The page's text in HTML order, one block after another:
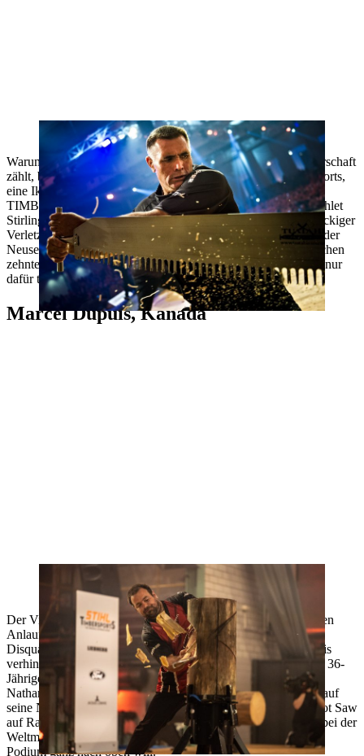
Jason Wynyard: Wird er seinen zehnten Meistertitel holen?
Warum Jason Wynyard zu den Favoriten bei einer Weltmeisterschaft
zählt, bedarf keiner Erklärung. „Er ist die Legende unseres Sports,
eine Ikone. Er ist sowas wie der Michael Jordan des
TIMBERSPORTS®“, bringt es der kanadische Weltklasse-Athlet
Stirling Hart auf den Punkt. Nachdem Wynyard wegen hartnäckiger
Verletzungen alle Titelkämpfe seit 2018 auslassen musste, hat der
Neuseeländer jetzt die Chance, seine Legende mit dem magischen
zehnten Einzel-WM-Titel auf ein neues Level zu heben – und nur
dafür tritt Wynyard die Reise nach Göteborg an.
Marcel Dupuis, Kanada
Marcel Dupuis hat sein Können diese Saison mehrfach bewiesen. Wir
er in Göteborg seine Leistungen abrufen können?
Der Vizeweltmeister von 2021 nimmt in Göteborg den nächsten
Anlauf auf den Titel, nachdem im Vorjahr nur eine bittere
Disqualifikation an der Stock Saw die Goldmedaille für Dupuis
verhinderte. Bei der Kanadischen Meisterschaft setzte sich der 36-
Jährige unter anderem gegen die Weltklasse-Athleten Ben und
Nathan Cumberland durch und konnte sich dabei wieder voll auf
seine Nervenstärke verlassen und erst am Final Heat an der Hot Saw
auf Rang eins springen. Auf diese Qualität wird Dupuis auch bei der
Weltmeisterschaft nicht verzichten können, wenn er auf dem
Podium ganz nach oben will.